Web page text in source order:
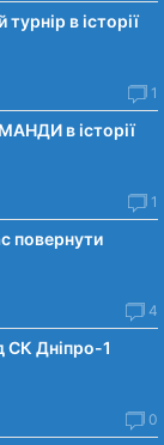
в історії
1
в історії
1
повернути
4
Дніпро-1
0